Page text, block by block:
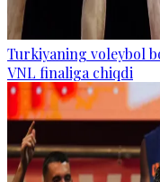
Turkiyaning voleybol
VNL finaliga chiqdi